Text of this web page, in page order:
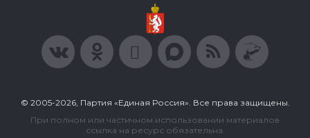
© 2005-2026, Партия «Единая Россия». Все права защищены.
При полном или частичном использовании материалов
ссылка на ресурс обязательна.